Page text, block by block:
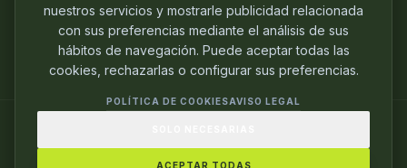
PASIÓN.
nuestros servicios y mostrarle publicidad relacionada
con sus preferencias mediante el análisis de sus
hábitos de navegación. Puede aceptar todas las
cookies, rechazarlas o configurar sus preferencias.
POLÍTICA DE COOKIESAVISO LEGAL
ACEPTAR TODAS